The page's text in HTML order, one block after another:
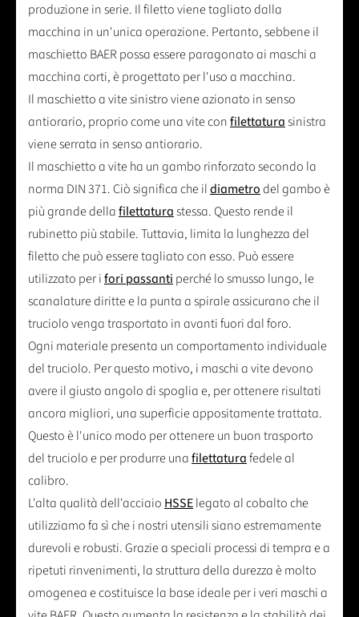
produzione in serie. Il filetto viene tagliato dalla
macchina in un'unica operazione. Pertanto, sebbene il
maschietto BAER possa essere paragonato ai maschi a
macchina corti, è progettato per l'uso a macchina.
Il maschietto a vite sinistro viene azionato in senso
antiorario, proprio come una vite confilettaturasinistra
viene serrata in senso antiorario.
Il maschietto a vite ha un gambo rinforzato secondo la
norma DIN 371. Ciò significa che ildiametrodel gambo è
più grande dellafilettaturastessa. Questo rende il
rubinetto più stabile. Tuttavia, limita la lunghezza del
filetto che può essere tagliato con esso. Può essere
utilizzato per ifori passantiperché lo smusso lungo, le
scanalature diritte e la punta a spirale assicurano che il
truciolo venga trasportato in avanti fuori dal foro.
Ogni materiale presenta un comportamento individuale
del truciolo. Per questo motivo, i maschi a vite devono
avere il giusto angolo di spoglia e, per ottenere risultati
ancora migliori, una superficie appositamente trattata.
Questo è l'unico modo per ottenere un buon trasporto
del truciolo e per produrre unafilettaturafedele al
calibro.
L'alta qualità dell'acciaioHSSElegato al cobalto che
utilizziamo fa sì che i nostri utensili siano estremamente
durevoli e robusti. Grazie a speciali processi di tempra e a
ripetuti rinvenimenti, la struttura della durezza è molto
omogenea e costituisce la base ideale per i veri maschi a